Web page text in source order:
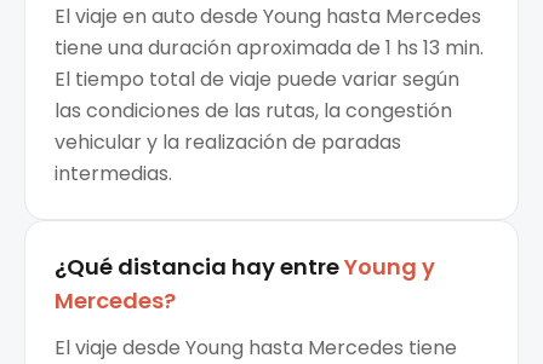
El viaje en auto desde Young hasta Mercedes
tiene una duración aproximada de 1 hs 13 min.
El tiempo total de viaje puede variar según
las condiciones de las rutas, la congestión
vehicular y la realización de paradas
intermedias.
¿Qué distancia hay entreYoung y
Mercedes?
El viaje desde Young hasta Mercedes tiene